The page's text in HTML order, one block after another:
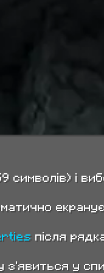
символів) і
після
з'явиться у